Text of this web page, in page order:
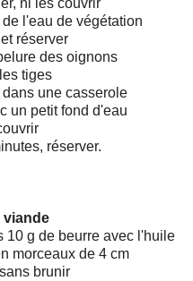
ni les couvrir
l'eau de végétation
réserver
des oignons
tiges
une casserole
un petit fond d'eau
réserver.
viande
10 g de beurre avec l'huile
morceaux de 4 cm
brunir